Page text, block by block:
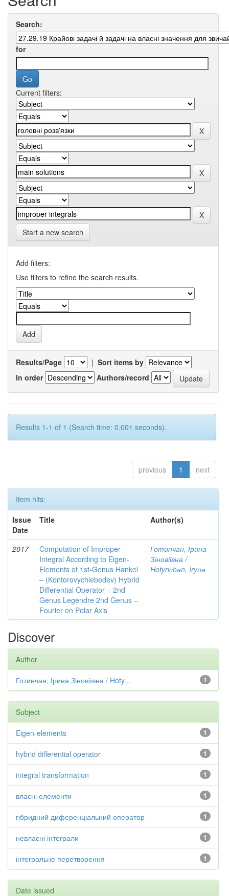
Search:
for
Current filters:
Start a new search
Add filters:
Use filters to refine the search results.
Results/Page | Sort items by
In order
Authors/record
Results 1-1 of 1 (Search time: 0.001 seconds).
previous 1 next
Item hits:
Issue
Date
Title Author(s)
2017
Computation of Improper
Integral According to Eigen-
Elements of 1st-Genus Hankel
– (Kontorovychlebedev) Hybrid
Differential Operator – 2nd
Genus Legendre 2nd Genus –
Fourier on Polar Axis
Готинчан, Ірина
Зіновіївна /
Hotynсhаn, Iryпа
Discover
Author
1
Готинчан, Ірина Зіновіївна / Hoty...
Subject
1
Eigen-elements
1
hybrid differential operator
1
integral transformation
1
власні елементи
1
гібридний диференціальний оператор
1
невласні інтеграли
1
інтегральне перетворення
Date issued